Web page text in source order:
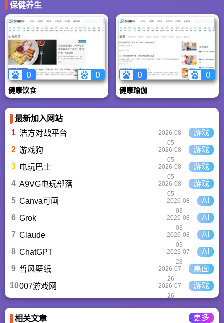
球网上购物人群提供
全面的（药品、保健
品、美容护肤、减肥
瘦身、母婴用品、成
人用品、医疗器械
等）健康医药信息与
交易服务，药房网拥
有自己专业的药品物
流队伍。7000平米标
准化药品物流库房面
积，100多名专业物流
人员。确保药品严格
的配送要求。药房网
到20人，呼叫中心拥
有100个坐席。
（www.yaofangwang.
com）致力于提供专
业药品导购服务的第
三方互联网药品交易
服务平台，已获得国
家食品药品监督管理
局颁发的互联网药品
交易服务资格证书，
证书号国
A20110001。
团(股票代码：
600998)又一电商品
牌，是一款基于O2O
的健康服务类平台。
好药师​​通过整合供应
商、零售终端与医疗
机构等资源，广大市
民提供优质药品导购
保健养生
健康饮食 健康瑜伽
最新加入网站
1 浩方对战平台
2026-08-
05
游戏
2 游戏狗
2026-08-
05
游戏
3 电玩巴士
2026-08-
05
游戏
4 A9VG电玩部落
2026-08-
05
游戏
5 Canva可画
2026-08-
03
AI
6 Grok
2026-08-
03
AI
7 Claude
2026-08-
03
AI
8 ChatGPT‌
2026-07-
28
AI
9 哲风壁纸
2026-07-
26
桌面
10007游戏网
2026-07-
26
游戏
相关文章
更多